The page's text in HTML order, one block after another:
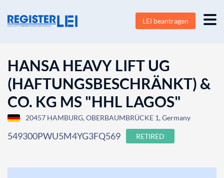
LEI beantragen
HANSA HEAVY LIFT UG
(HAFTUNGSBESCHRÄNKT) &
CO. KG MS "HHL LAGOS"
20457 HAMBURG, OBERBAUMBRÜCKE 1, Germany
549300PWU5M4YG3FQ569 RETIRED